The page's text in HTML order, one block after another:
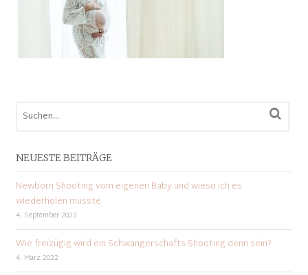
NEUESTE BEITRÄGE
Newborn Shooting vom eigenen Baby und wieso ich es
wiederholen musste
4. September 2023
Wie freizügig wird ein Schwangerschafts-Shooting denn sein?
4. März 2022